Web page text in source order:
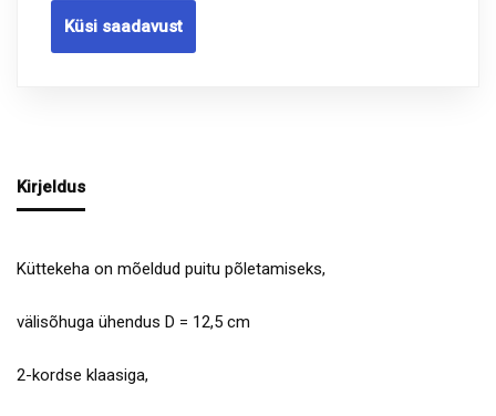
Küsi saadavust
Kirjeldus
Küttekeha on mõeldud puitu põletamiseks,
välisõhuga ühendus D = 12,5 cm
2-kordse klaasiga,